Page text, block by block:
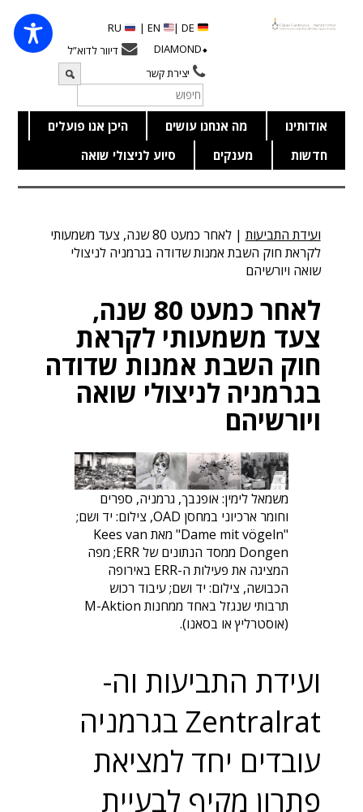
⬥DIAMOND
דיוור לדוא”ל
יצירת קשר
אודותינו מה אנחנו עושים
היכן אנו פועלים
חדשות
מענקים סיוע לניצולי שואה
ועידת התביעות |
לאחר כמעט 80 שנה, צעד משמעותי
לקראת חוק השבת אמנות שדודה בגרמניה לניצולי
שואה ויורשיהם
לאחר כמעט 80 שנה,
צעד משמעותי לקראת
חוק השבת אמנות שדודה
בגרמניה לניצולי שואה
ויורשיהם
משמאל לימין: אופנבך, גרמניה, ספרים
וחומר ארכיוני במחסן OAD, צילום: יד ושם;
"Dame mit vögeln" מאת Kees van
Dongen ממסד הנתונים של ERR; מפה
המציגה את פעילות ה-ERR באירופה
הכבושה, צילום: יד ושם; עיבוד רכוש
תרבותי שנגזל באחד ממחנות M-Aktion
(אוסטרליץ או בסאנו).
ועידת התביעות וה-
Zentralrat בגרמניה
עובדים יחד למציאת
פתרון מקיף לבעיית